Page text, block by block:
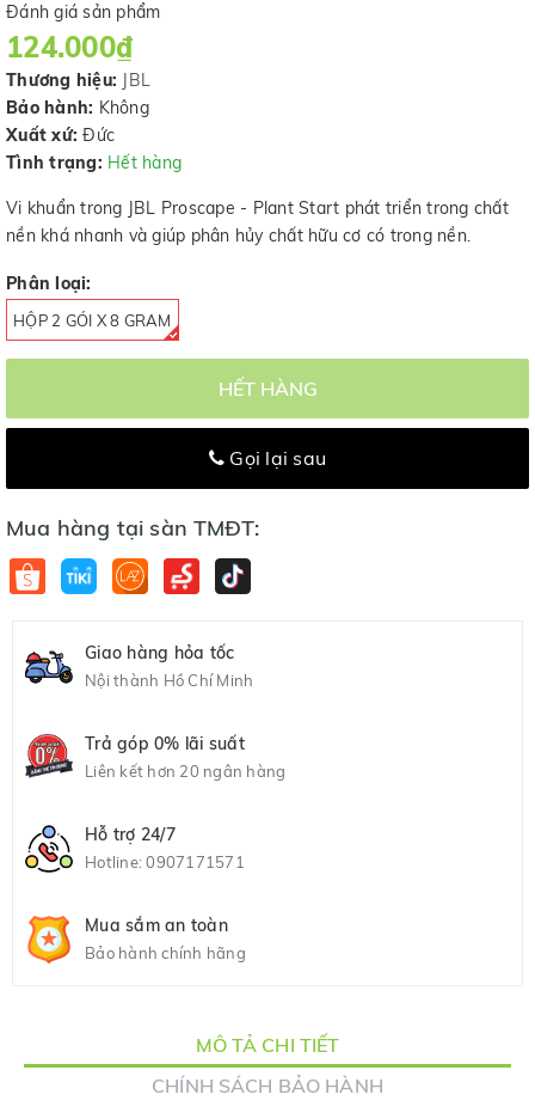
Đánh giá sản phẩm
124.000₫
Thương hiệu:
JBL
Bảo hành: Không
Xuất xứ: Đức
Tình trạng: Hết hàng
Vi khuẩn trong JBL Proscape - Plant Start phát triển trong chất
nền khá nhanh và giúp phân hủy chất hữu cơ có trong nền.
Phân loại:
HỘP 2 GÓI X 8 GRAM
HẾT HÀNG
Gọi lại sau
Mua hàng tại sàn TMĐT:
Giao hàng hỏa tốc
Nội thành Hồ Chí Minh
Trả góp 0% lãi suất
Liên kết hơn 20 ngân hàng
Hỗ trợ 24/7
Hotline:0907171571
Mua sắm an toàn
Bảo hành chính hãng
MÔ TẢ CHI TIẾT
CHÍNH SÁCH BẢO HÀNH